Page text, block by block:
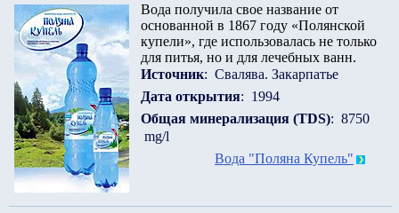
Вода получила свое название от
основанной в 1867 году «Полянской
купели», где использовалась не только
для питья, но и для лечебных ванн.
Источник: Свалява. Закарпатье
Дата открытия: 1994
Общая минерализация (TDS): 8750
mg/l
Вода "Поляна Купель"